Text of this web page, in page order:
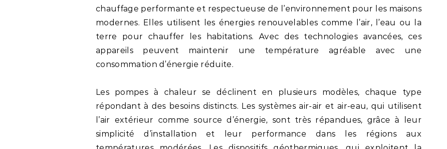
chauffage performante et respectueuse de l’environnement pour les maisons
modernes. Elles utilisent les énergies renouvelables comme l’air, l’eau ou la
terre pour chauffer les habitations. Avec des technologies avancées, ces
appareils peuvent maintenir une température agréable avec une
consommation d’énergie réduite.
Les pompes à chaleur se déclinent en plusieurs modèles, chaque type
répondant à des besoins distincts. Les systèmes air-air et air-eau, qui utilisent
l’air extérieur comme source d’énergie, sont très répandues, grâce à leur
simplicité d’installation et leur performance dans les régions aux